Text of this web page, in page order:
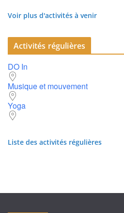
Voir plus d'activités à venir
Activités régulières
DO In
Musique et mouvement
Yoga
Liste des activités régulières